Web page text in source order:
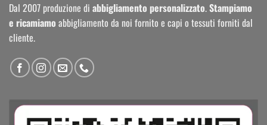
Dal 2007 produzione di abbigliamento personalizzato.Stampiamo
e ricamiamo abbigliamento da noi fornito e capi o tessuti forniti dal
cliente.